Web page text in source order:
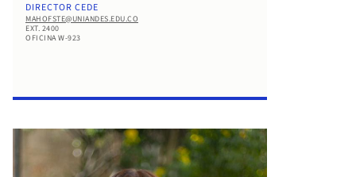
DIRECTOR CEDE
MAHOFSTE@UNIANDES.EDU.CO
EXT. 2400
OFICINA W-923